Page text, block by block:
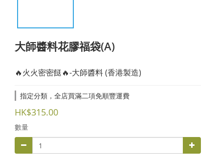
大師醬料花膠福袋(A)
🔥火火密密餸🔥-大師醬料 (香港製造)
指定分類，全店買滿二項免順豐運費
HK$315.00
數量